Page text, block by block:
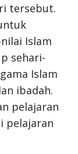
tersebut.
Islam
sehari-
Islam
ibadah.
pelajaran
pelajaran